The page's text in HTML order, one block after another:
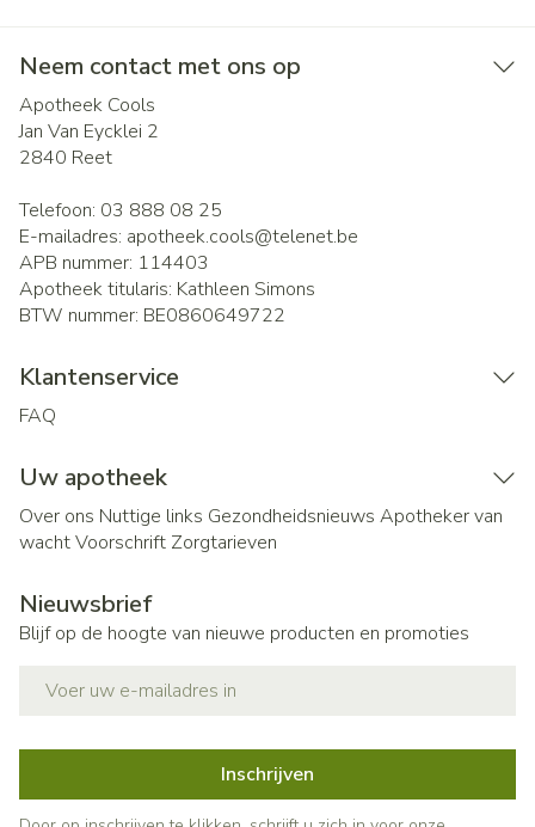
Neem contact met ons op
Apotheek Cools
Jan Van Eycklei 2
2840 Reet
Telefoon: 03 888 08 25
E-mailadres: apotheek.cools@telenet.be
APB nummer: 114403
Apotheek titularis: Kathleen Simons
BTW nummer: BE0860649722
Klantenservice
FAQ
Uw apotheek
Over ons Nuttige links Gezondheidsnieuws Apotheker van
wachtVoorschrift Zorgtarieven
Nieuwsbrief
Blijf op de hoogte van nieuwe producten en promoties
Inschrijven